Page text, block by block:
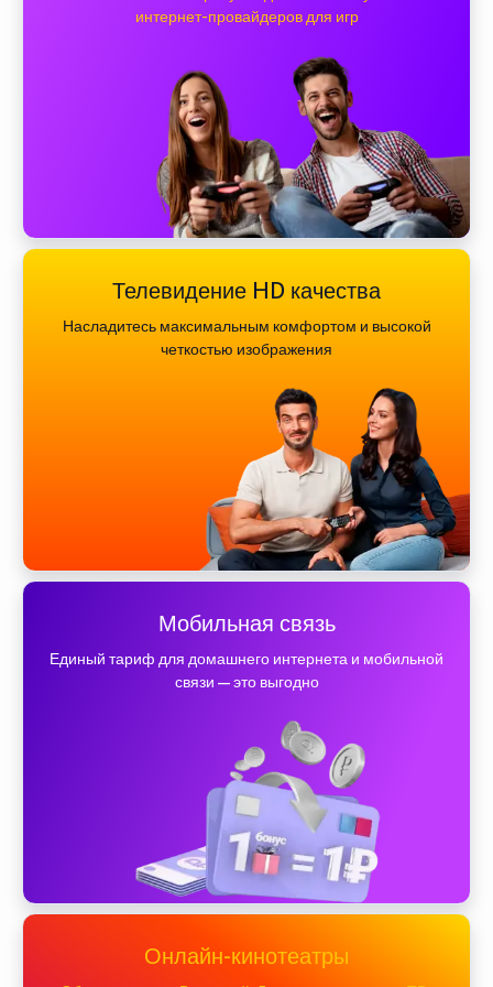
интернет-провайдеров для игр
Телевидение HD качества
Насладитесь максимальным комфортом и высокой
четкостью изображения
Мобильная связь
Единый тариф для домашнего интернета и мобильной
связи — это выгодно
Онлайн-кинотеатры